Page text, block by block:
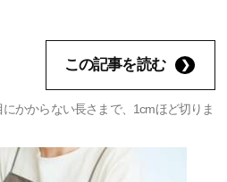
この記事を読む
かからない長さまで、1cmほど切りま